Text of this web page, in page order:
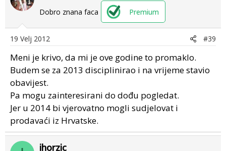
Dobro znana faca Premium
19 Velj 2012 #39
Meni je krivo, da mi je ove godine to promaklo.
Budem se za 2013 disciplinirao i na vrijeme stavio
obavijest.
Pa mogu zainteresirani do dođu pogledat.
Jer u 2014 bi vjerovatno mogli sudjelovat i
prodavaći iz Hrvatske.
ihorzic